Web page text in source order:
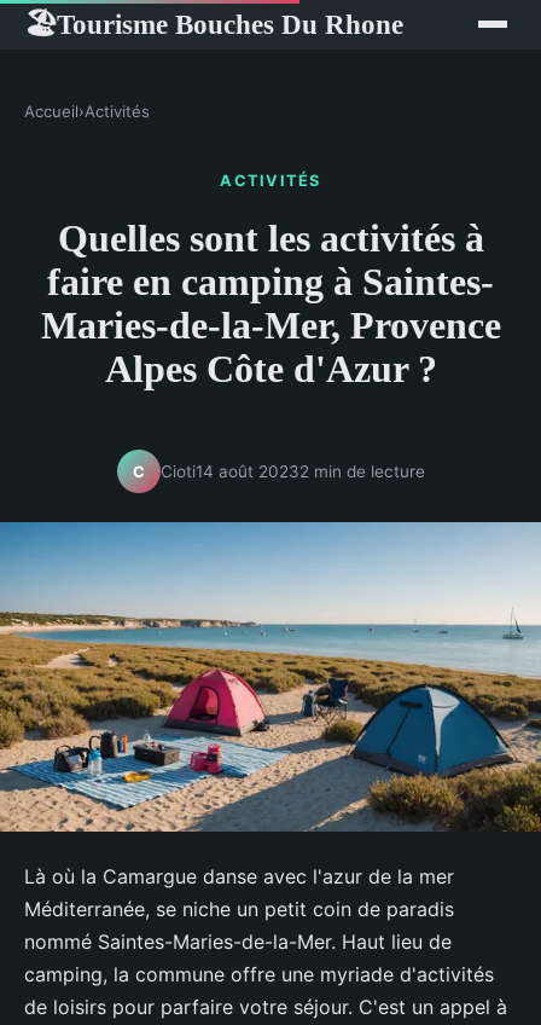
🏖Tourisme Bouches Du Rhone
Accueil›Activités
ACTIVITÉS
Quelles sont les activités à
faire en camping à Saintes-
Maries-de-la-Mer, Provence
Alpes Côte d'Azur ?
C Cioti14 août 20232 min de lecture
Là où la Camargue danse avec l'azur de la mer
Méditerranée, se niche un petit coin de paradis
nommé Saintes-Maries-de-la-Mer. Haut lieu de
camping, la commune offre une myriade d'activités
de loisirs pour parfaire votre séjour. C'est un appel à